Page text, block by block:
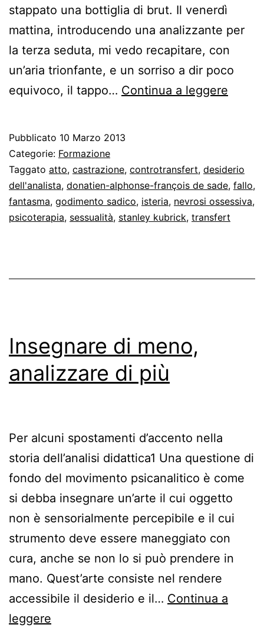
stappato una bottiglia di brut. Il venerdì
mattina, introducendo una analizzante per
la terza seduta, mi vedo recapitare, con
un’aria trionfante, e un sorriso a dir poco
equivoco, il tappo… Continua a leggere
tappo!
Pubblicato 10 Marzo 2013
Categorie: Formazione
Taggato atto, castrazione, controtransfert, desiderio
dell'analista, donatien-alphonse-françois de sade, fallo,
fantasma, godimento sadico, isteria, nevrosi ossessiva,
psicoterapia, sessualità, stanley kubrick, transfert
Insegnare di meno,
analizzare di più
Per alcuni spostamenti d’accento nella
storia dell’analisi didattica1 Una questione di
fondo del movimento psicanalitico è come
si debba insegnare un’arte il cui oggetto
non è sensorialmente percepibile e il cui
strumento deve essere maneggiato con
cura, anche se non lo si può prendere in
mano. Quest’arte consiste nel rendere
accessibile il desiderio e il… Continua a
leggere